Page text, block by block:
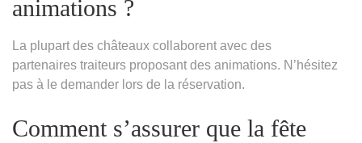
animations ?
La plupart des châteaux collaborent avec des
partenaires traiteurs proposant des animations. N’hésitez
pas à le demander lors de la réservation.
Comment s’assurer que la fête